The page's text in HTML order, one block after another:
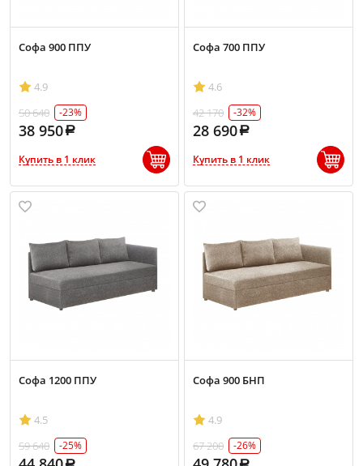
Софа 900 ППУ
4.9
50 640
-23%
38 950
Купить в 1 клик
Софа 700 ППУ
4.6
42 170
-32%
28 690
Купить в 1 клик
Софа 1200 ППУ
4.5
59 640
-25%
Софа 900 БНП
4.9
67 200
-26%